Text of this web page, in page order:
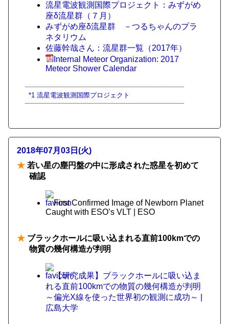
流星電波観測国際プロジェクト：みずがめ
座δ流星群（７月）
みずがめ座δ流星群 －つるちゃんのプラ
ネタリウム
佐藤幹哉さん：流星群一覧（2017年）
Internal Meteor Organization: 2017
Meteor Shower Calendar
*1 流星電波観測国際プロジェクト
2018年07月03日(火)
★ 若い星の塵円盤の中に形成された惑星を初めて
確認
First Confirmed Image of Newborn Planet
Caught with ESO’s VLT | ESO
★ ブラックホールに吸い込まれる直前100kmでの
物質の幾何構造が判明
【研究成果】ブラックホールに吸い込ま
れる直前100kmでの物質の幾何構造が判明
～偏光X線を使った世界初の観測に成功～ |
広島大学